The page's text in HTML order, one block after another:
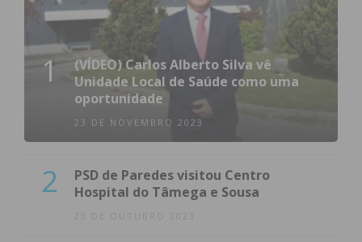
1
(VÍDEO) Carlos Alberto Silva vê
Unidade Local de Saúde como uma
oportunidade
23 DE NOVEMBRO 2023
2
PSD de Paredes visitou Centro
Hospital do Tâmega e Sousa
23 DE OUTUBRO 2023